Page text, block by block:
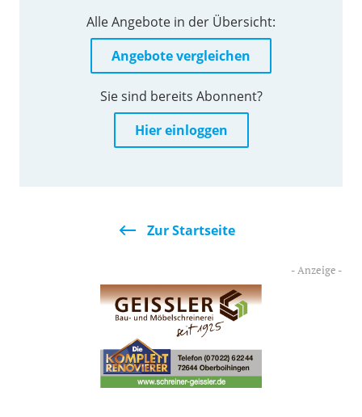
Alle Angebote in der Übersicht:
Angebote vergleichen
Sie sind bereits Abonnent?
Hier einloggen
Zur Startseite